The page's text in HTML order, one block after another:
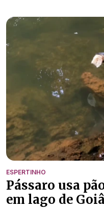
ESPERTINHO
Pássaro usa
em lago de